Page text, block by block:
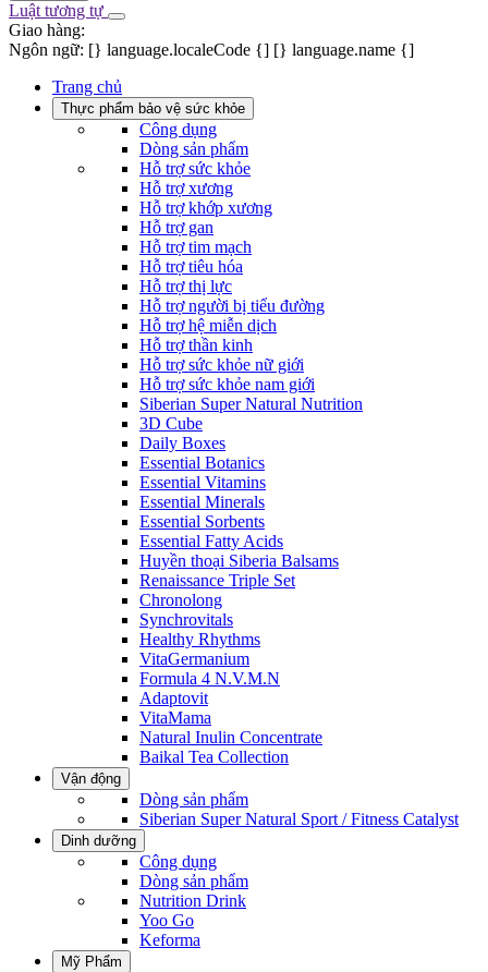
Luật tương tự
Giao hàng:
Ngôn ngữ: [} language.localeCode {] [} language.name {]
Trang chủ
Thực phẩm bảo vệ sức khỏe
Công dụng
Dòng sản phẩm
Hỗ trợ sức khỏe
Hỗ trợ xương
Hỗ trợ khớp xương
Hỗ trợ gan
Hỗ trợ tim mạch
Hỗ trợ tiêu hóa
Hỗ trợ thị lực
Hỗ trợ người bị tiểu đường
Hỗ trợ hệ miễn dịch
Hỗ trợ thần kinh
Hỗ trợ sức khỏe nữ giới
Hỗ trợ sức khỏe nam giới
Siberian Super Natural Nutrition
3D Cube
Daily Boxes
Essential Botanics
Essential Vitamins
Essential Minerals
Essential Sorbents
Essential Fatty Acids
Huyền thoại Siberia Balsams
Renaissance Triple Set
Chronolong
Synchrovitals
Healthy Rhythms
VitaGermanium
Formula 4 N.V.M.N
Adaptovit
VitaMama
Natural Inulin Concentrate
Baikal Tea Collection
Vận động
Dòng sản phẩm
Siberian Super Natural Sport / Fitness Catalyst
Dinh dưỡng
Công dụng
Dòng sản phẩm
Nutrition Drink
Yoo Gо
Keforma
Mỹ Phẩm